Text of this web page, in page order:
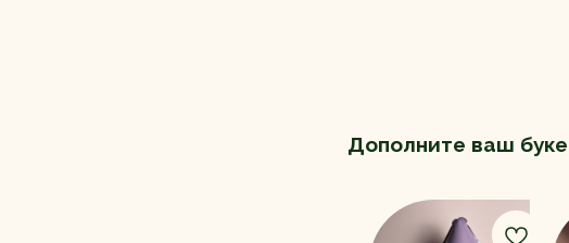
Дополните ваш